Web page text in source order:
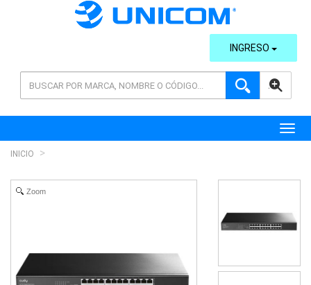
AVANZADA
INGRESO
INICIO
Zoom